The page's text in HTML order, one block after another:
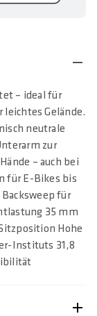
– ideal für
Gelände.
neutrale
zur
– auch bei
für E-Bikes bis
für
35 mm
Hohe
Instituts 31,8